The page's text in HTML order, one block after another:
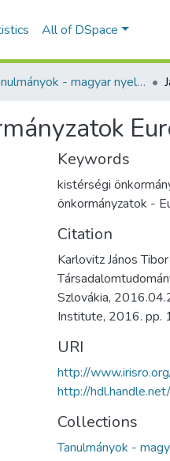
All of DSpace
Tanulmányok - magyar nyelvű (RKI)
Keywords
kistérségi
önkormányzatok -
Citation
Karlovitz János
Szlovákia,
Institute, 2016.
URI
http://
http://
Collections
Tanulmányok -